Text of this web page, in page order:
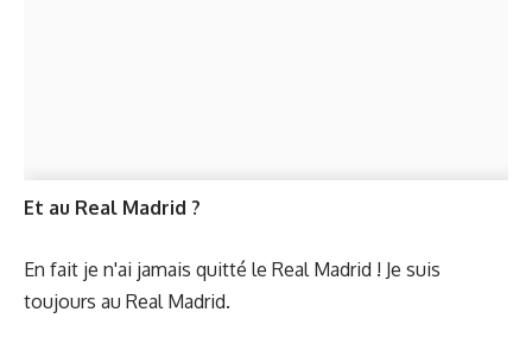
Et au Real Madrid ?
En fait je n'ai jamais quitté le Real Madrid ! Je suis
toujours au Real Madrid.